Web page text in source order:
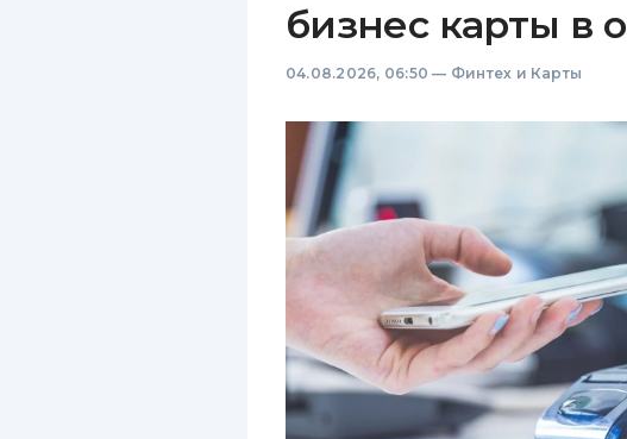
бизнес карты в
04.08.2026, 06:50 — Финтех и Карты